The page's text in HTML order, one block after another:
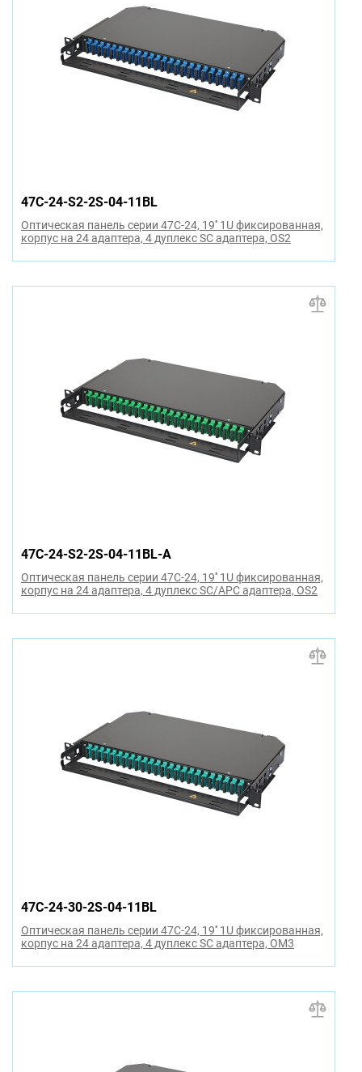
47C-24-S2-2S-04-11BL
Оптическая панель серии 47C-24, 19'' 1U фиксированная,
корпус на 24 адаптера, 4 дуплекс SC адаптера, OS2
47C-24-S2-2S-04-11BL-A
Оптическая панель серии 47C-24, 19'' 1U фиксированная,
корпус на 24 адаптера, 4 дуплекс SC/APC адаптера, OS2
47C-24-30-2S-04-11BL
Оптическая панель серии 47C-24, 19'' 1U фиксированная,
корпус на 24 адаптера, 4 дуплекс SC адаптера, OM3